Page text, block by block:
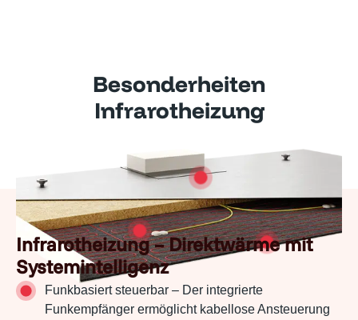
Besonderheiten
Infrarotheizung
Infrarotheizung – Direktwärme mit
Systemintelligenz
Funkbasiert steuerbar – Der integrierte
Funkempfänger ermöglicht kabellose Ansteuerung